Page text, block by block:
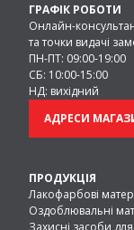
ПРОДУКЦІЯ
Лакофарбові
Оздоблювальні
Захисні засоби
ГРАФІК РОБОТИ
Онлайн-
та точки видачі
ПН-ПТ: 09:00-19:00
СБ: 10:00-15:00
НД: вихідний
АДРЕСИ